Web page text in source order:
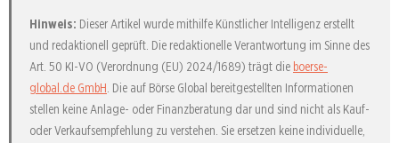
Hinweis: Dieser Artikel wurde mithilfe Künstlicher Intelligenz erstellt
und redaktionell geprüft. Die redaktionelle Verantwortung im Sinne des
Art. 50 KI-VO (Verordnung (EU) 2024/1689) trägt die boerse-
global.de GmbH. Die auf Börse Global bereitgestellten Informationen
stellen keine Anlage- oder Finanzberatung dar und sind nicht als Kauf-
oder Verkaufsempfehlung zu verstehen. Sie ersetzen keine individuelle,